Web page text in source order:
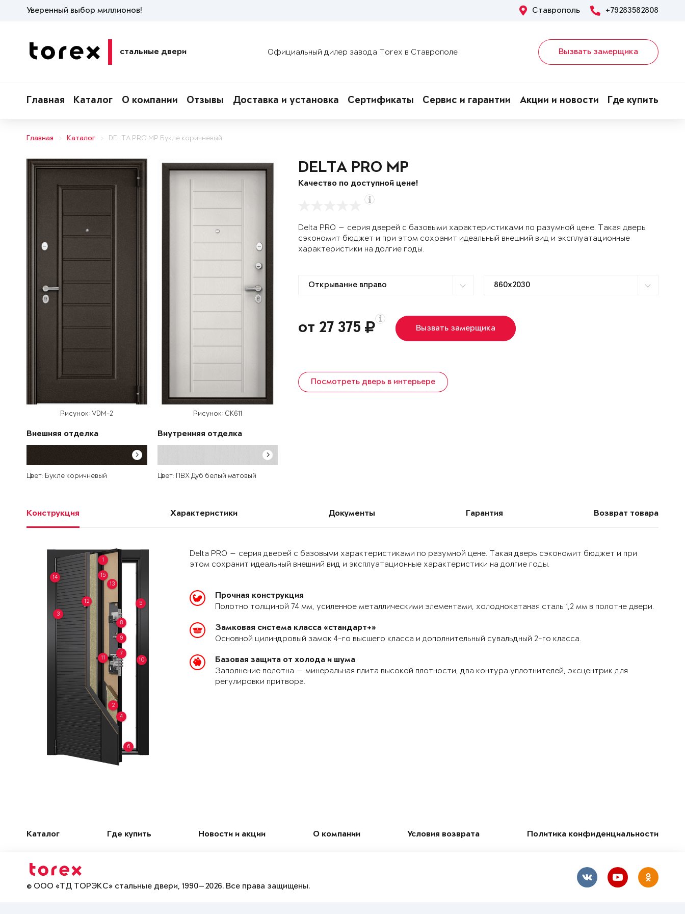
Уверенный выбор миллионов! Ставрополь +79283582808
стальные двери Официальный дилер завода Torex в Ставрополе Вызвать замерщика
Главная Каталог О компании Отзывы Доставка и установка Сертификаты Сервис и гарантии Акции и новости Где купить
Главная Каталог DELTA PRO MP Букле коричневый
Рисунок: VDM-2
Внешняя отделка
Цвет: Букле коричневый
Рисунок: СК611
Внутренняя отделка
Цвет: ПВХ Дуб белый матовый
DELTA PRO MP
Качество по доступной цене!
Delta PRO — серия дверей с базовыми характеристиками по разумной цене. Такая дверь
сэкономит бюджет и при этом сохранит идеальный внешний вид и эксплуатационные
характеристики на долгие годы.
от 27 375 Вызвать замерщика
Посмотреть дверь в интерьере
Конструкция Характеристики Документы Гарантия Возврат товара
1
2
3
4
5
6
7
8
9
10
11
12
13
14 15
Delta PRO — серия дверей с базовыми характеристиками по разумной цене. Такая дверь сэкономит бюджет и при
этом сохранит идеальный внешний вид и эксплуатационные характеристики на долгие годы.
Прочная конструкция
Полотно толщиной 74 мм, усиленное металлическими элементами, холоднокатаная сталь 1,2 мм в полотне двери.
Замковая система класса «стандарт+»
Основной цилиндровый замок 4-го высшего класса и дополнительный сувальдный 2-го класса.
Базовая защита от холода и шума
Заполнение полотна — минеральная плита высокой плотности, два контура уплотнителей, эксцентрик для
регулировки притвора.
Каталог Где купить Новости и акции О компании Условия возврата Политика конфиденциальности
© ООО «ТД ТОРЭКС» стальные двери, 1990—2026. Все права защищены.